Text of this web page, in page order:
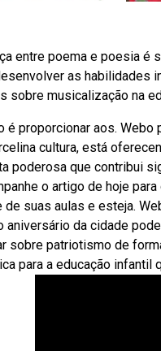
entre poema e poesia é
as habilidades
sobre musicalização na
é proporcionar aos.
cultura, está
poderosa que contribui
o artigo de hoje
de suas aulas e esteja.
aniversário da cidade
sobre patriotismo de
para a educação infantil